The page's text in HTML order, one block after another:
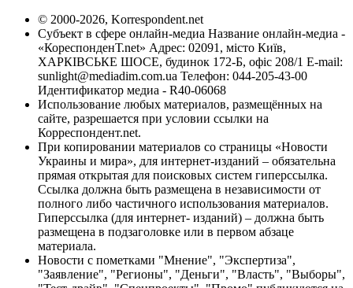
© 2000-2026, Korrespondent.net
Субъект в сфере онлайн-медиа Название онлайн-медиа -
«КореспонденТ.net» Адрес: 02091, місто Київ,
ХАРКІВСЬКЕ ШОСЕ, будинок 172-Б, офіс 208/1 E-mail:
sunlight@mediadim.com.ua Телефон: 044-205-43-00
Идентификатор медиа - R40-06068
Использование любых материалов, размещённых на
сайте, разрешается при условии ссылки на
Корреспондент.net.
При копировании материалов со страницы «Новости
Украины и мира», для интернет-изданий – обязательна
прямая открытая для поисковых систем гиперссылка.
Ссылка должна быть размещена в независимости от
полного либо частичного использования материалов.
Гиперссылка (для интернет- изданий) – должна быть
размещена в подзаголовке или в первом абзаце
материала.
Новости с пометками "Мнение", "Экспертиза",
"Заявление", "Регионы", "Деньги", "Власть", "Выборы",